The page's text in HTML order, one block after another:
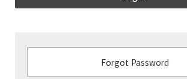
Forgot Password